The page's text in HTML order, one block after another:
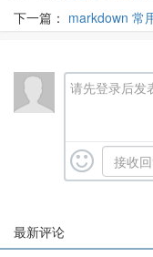
下一篇： markdown 常
请先登录后发
最新评论